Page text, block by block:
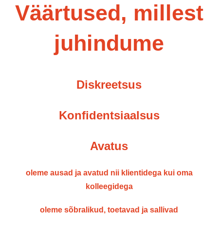
Väärtused, millest
juhindume
Diskreetsus
Konfidentsiaalsus
Avatus
oleme ausad ja avatud nii klientidega kui oma
kolleegidega
oleme sõbralikud, toetavad ja sallivad